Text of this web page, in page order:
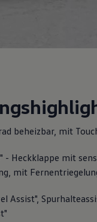
und Flüssigkeiten
und
und Ladekabel
Apps, Login
und Fahrzeug
beheizbar, mit
- Heckklappe mit
mit
Assist",